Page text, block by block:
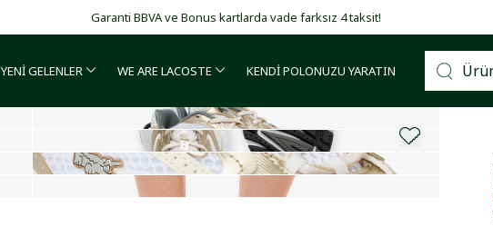
Garanti BBVA ve Bonus kartlarda vade farksız 4 taksit!
YENİ GELENLER WE ARE LACOSTE KENDİ POLONUZU YARATIN